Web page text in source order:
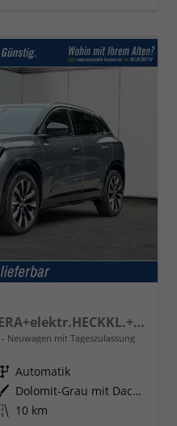
Techno NAVI+LED+KAMERA+elektr.HECKKL.+19"LM
Neuwagen mit Tageszulassung
Getriebe Automatik
Außenfarbe
Dolomit-Grau mit Dach in Black-Pearl-Schwarz
Kilometerstand 10 km